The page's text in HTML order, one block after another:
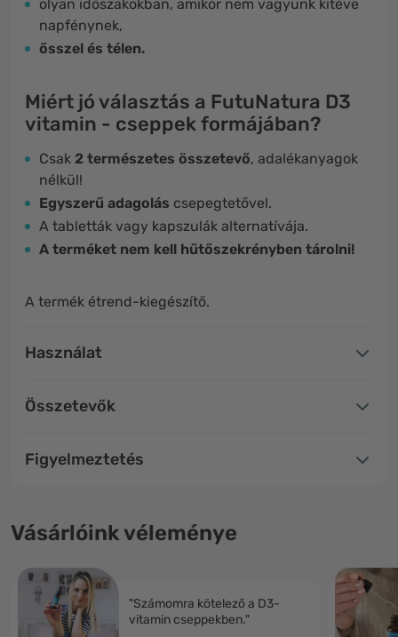
olyan időszakokban, amikor nem vagyunk kitéve
napfénynek,
ősszel és télen.
Miért jó választás a FutuNatura D3
vitamin - cseppek formájában?
Csak 2 természetes összetevő, adalékanyagok
nélkül!
Egyszerű adagolás csepegtetővel.
A tabletták vagy kapszulák alternatívája.
A terméket nem kell hűtőszekrényben tárolni!
A termék étrend-kiegészítő.
Használat
Összetevők
Figyelmeztetés
Vásárlóink véleménye
"Számomra kötelező a D3-
vitamin cseppekben."